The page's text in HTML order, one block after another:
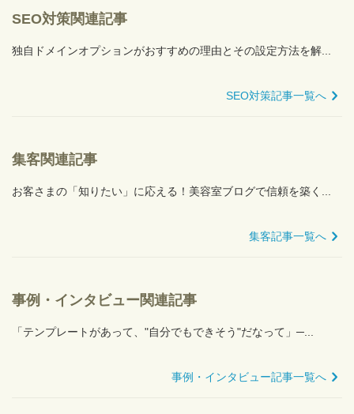
SEO対策関連記事
独自ドメインオプションがおすすめの理由とその設定方法を解...
SEO対策記事一覧へ
集客関連記事
お客さまの「知りたい」に応える！美容室ブログで信頼を築く...
集客記事一覧へ
事例・インタビュー関連記事
「テンプレートがあって、"自分でもできそう"だなって」─...
事例・インタビュー記事一覧へ